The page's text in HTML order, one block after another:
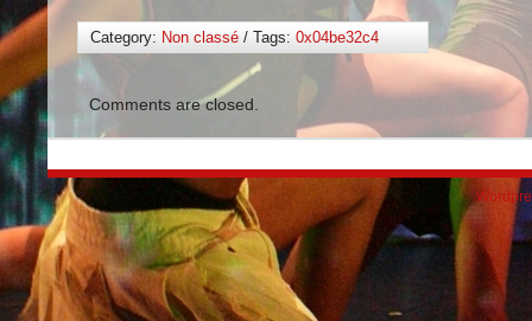
Category: Non classé / Tags: 0x04be32c4
Comments are closed.